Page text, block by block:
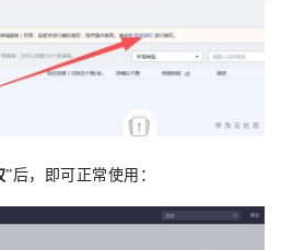
”后，即可正常使用：